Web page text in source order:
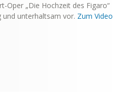
Oper „Die Hochzeit des Figaro“
und unterhaltsam vor. Zum Video